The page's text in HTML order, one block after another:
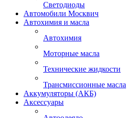
Светодиоды
Автомобили Москвич
Автохимия и масла
Автохимия
Моторные масла
Технические жидкости
Трансмиссионные масла
Аккумуляторы (АКБ)
Аксессуары